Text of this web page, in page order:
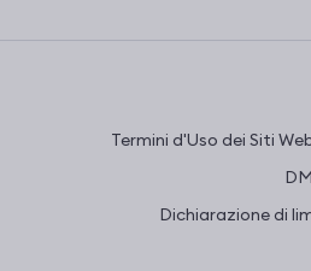
Termini d'Uso dei Siti
Dichiarazione di